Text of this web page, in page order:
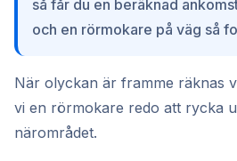
så får du en beräknad
och en rörmokare på väg så
När olyckan är framme räknas
vi en rörmokare redo att rycka
närområdet.